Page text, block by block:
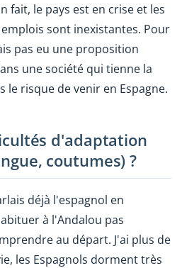
fait, le pays est en crise et les
sont inexistantes. Pour
pas eu une proposition
une société qui tienne la
le risque de venir en Espagne.
d'adaptation
coutumes) ?
déjà l'espagnol en
à l'Andalou pas
au départ. J'ai plus de
les Espagnols dorment très